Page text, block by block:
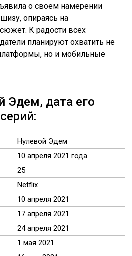
о своем намерении
опираясь на
К радости всех
планируют охватить не
но и мобильные
Эдем, дата его
Нулевой Эдем
10 апреля 2021 года
25
Netflix
10 апреля 2021
17 апреля 2021
24 апреля 2021
1 мая 2021